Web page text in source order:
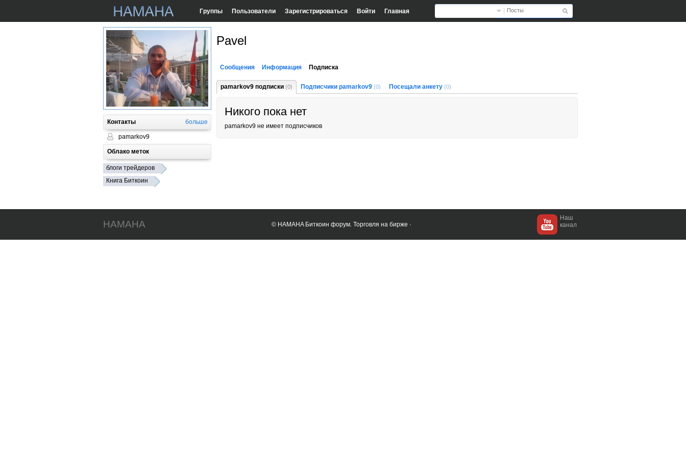
Посты
Группы Пользователи Зарегистрироваться Войти Главная
Контакты больше
pamarkov9
Облако меток
блоги трейдеров
Книга Биткоин
Pavel
Сообщения Информация Подписка
pamarkov9 подписки (0) Подписчики pamarkov9 (0) Посещали анкету (0)
Никого пока нет
pamarkov9 не имеет подписчиков
HAMAHA © HAMAHA Биткоин форум. Торговля на бирже ·
Наш
канал